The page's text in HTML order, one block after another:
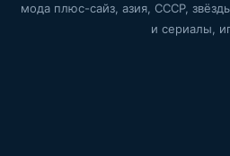
мода плюс-сайз, азия, СССР,
и сериалы,